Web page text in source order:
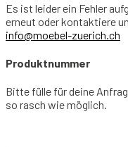
Es ist leider ein Fehler
erneut oder kontaktiere
info@moebel-zuerich.ch
Produktnummer
Bitte fülle für deine
so rasch wie möglich.